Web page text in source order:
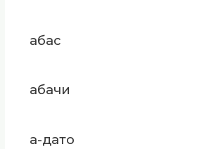
абас
абачи
а-дато